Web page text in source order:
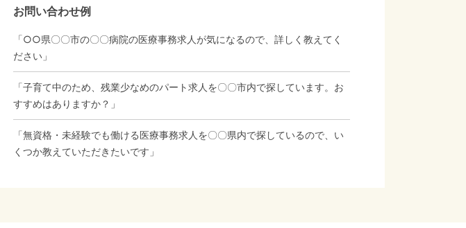
お問い合わせ例
「○○県〇〇市の〇〇病院の医療事務求人が気になるので、詳しく教えてく
ださい」
「子育て中のため、残業少なめのパート求人を〇〇市内で探しています。お
すすめはありますか？」
「無資格・未経験でも働ける医療事務求人を〇〇県内で探しているので、い
くつか教えていただきたいです」